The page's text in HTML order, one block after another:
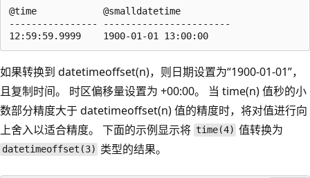
@time            @smalldatetime
---------------- -----------------------
如果转换到 datetimeoffset(n)，则日期设置为“1900-01-01”，
且复制时间。 时区偏移量设置为 +00:00。 当 time(n) 值秒的小
数部分精度大于 datetimeoffset(n) 值的精度时，将对值进行向
上舍入以适合精度。 下面的示例显示将 time(4) 值转换为
datetimeoffset(3) 类型的结果。